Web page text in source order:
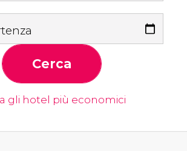
Cerca
gli hotel più economici